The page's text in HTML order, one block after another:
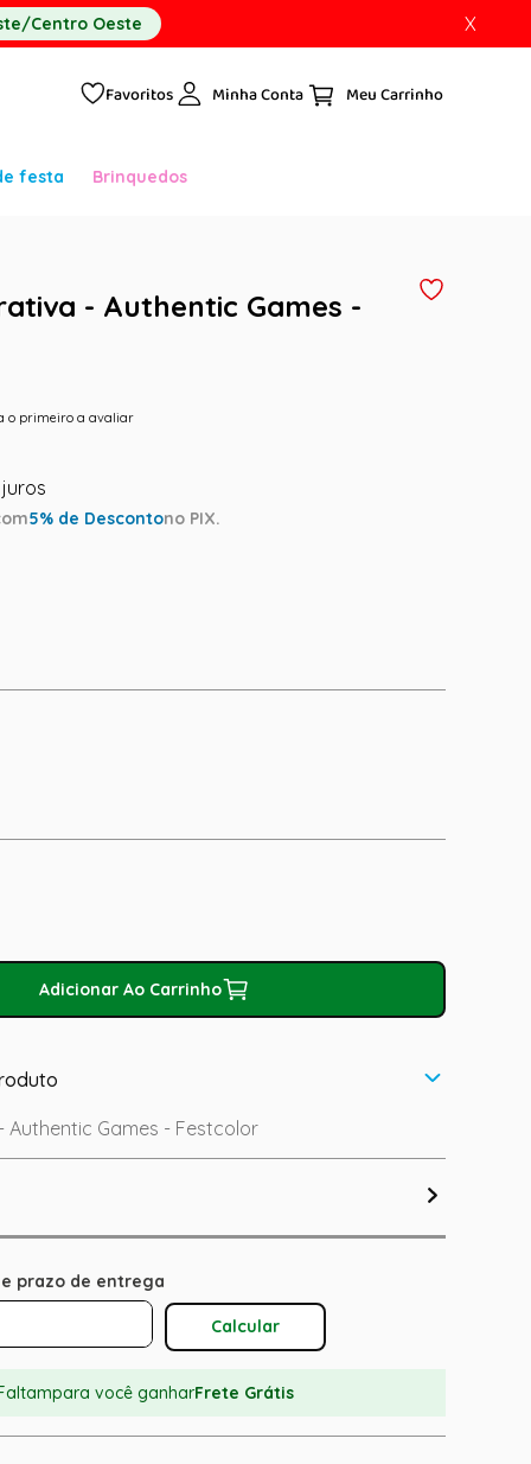
Centro Oeste X
Favoritos Minha Conta
festa Brinquedos
- Authentic Games -
o primeiro a avaliar
5% de Descontono PIX.
Adicionar Ao Carrinho
Authentic Games - Festcolor
Calcular O Frete
para você ganharFrete Grátis